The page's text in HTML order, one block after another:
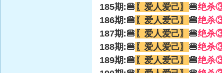
185期:🍔 〖爱人爱己〗 🍔绝杀
186期:🍔 〖爱人爱己〗 🍔绝杀
187期:🍔 〖爱人爱己〗 🍔绝杀
188期:🍔 〖爱人爱己〗 🍔绝杀
189期:🍔 〖爱人爱己〗 🍔绝杀